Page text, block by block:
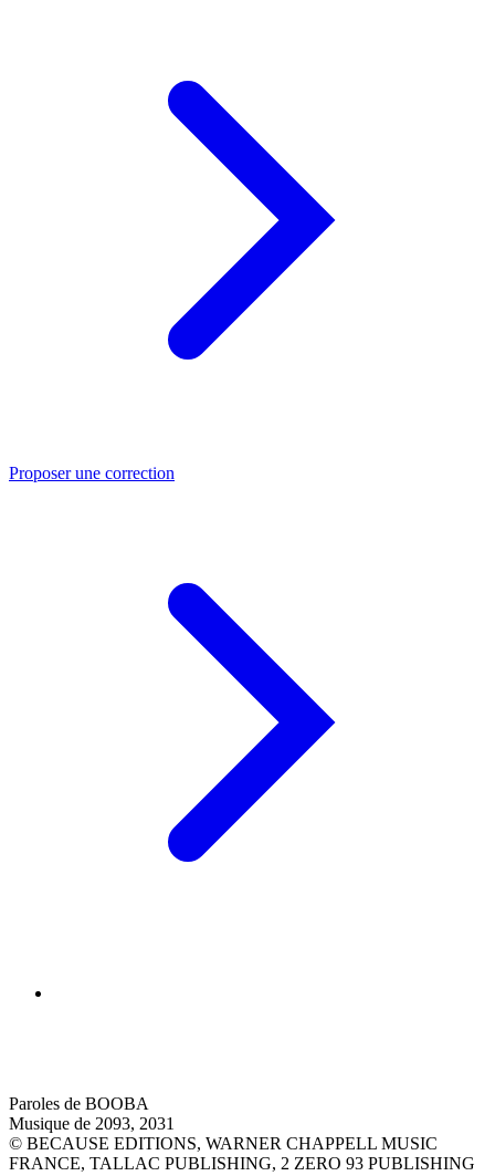
Proposer une correction
Paroles de BOOBA
Musique de 2093, 2031
© BECAUSE EDITIONS, WARNER CHAPPELL MUSIC
FRANCE, TALLAC PUBLISHING, 2 ZERO 93 PUBLISHING